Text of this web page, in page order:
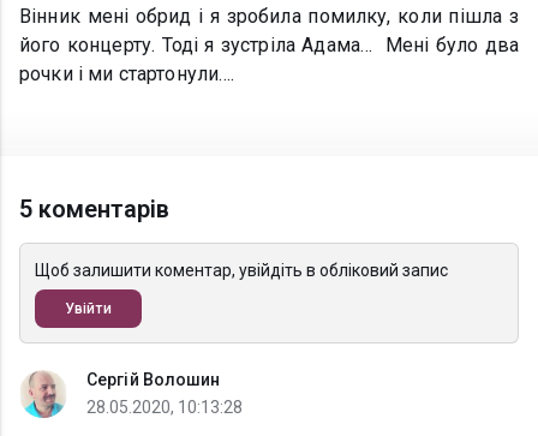
Вінник мені обрид і я зробила помилку, коли пішла з
його концерту. Тоді я зустріла Адама… Мені було два
рочки і ми стартонули….
5 коментарів
Щоб залишити коментар, увійдіть в обліковий запис
Увійти
Сергій Волошин
28.05.2020, 10:13:28